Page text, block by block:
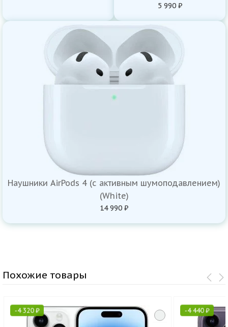
5 990 ₽
Наушники AirPods 4 (с активным шумоподавлением)
(White)
14 990 ₽
Похожие товары
-4 320₽ -4 440₽